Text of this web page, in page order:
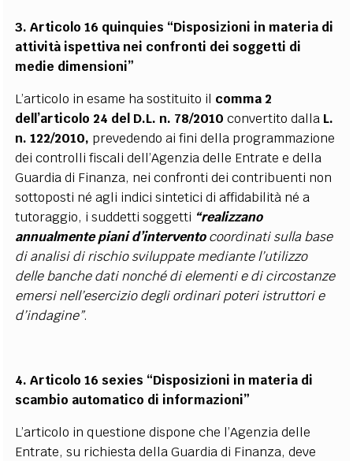
3. Articolo 16 quinquies “Disposizioni in materia di
attività ispettiva nei confronti dei soggetti di
medie dimensioni”
L’articolo in esame ha sostituito il comma 2
dell’articolo 24 del D.L. n. 78/2010 convertito dalla L.
n. 122/2010, prevedendo ai fini della programmazione
dei controlli fiscali dell’Agenzia delle Entrate e della
Guardia di Finanza, nei confronti dei contribuenti non
sottoposti né agli indici sintetici di affidabilità né a
tutoraggio, i suddetti soggetti “realizzano
annualmente piani d’interventocoordinati sulla base
di analisi di rischio sviluppate mediante l’utilizzo
delle banche dati nonché di elementi e di circostanze
emersi nell’esercizio degli ordinari poteri istruttori e
d’indagine”.
4. Articolo 16 sexies “Disposizioni in materia di
scambio automatico di informazioni”
L’articolo in questione dispone che l’Agenzia delle
Entrate, su richiesta della Guardia di Finanza, deve